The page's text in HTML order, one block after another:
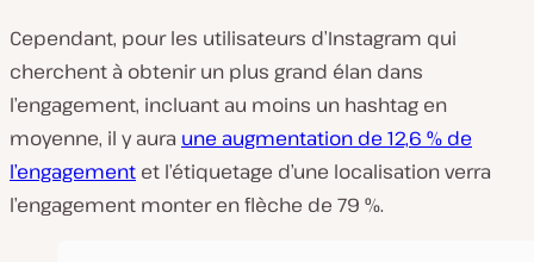
Cependant, pour les utilisateurs d’Instagram qui
cherchent à obtenir un plus grand élan dans
l’engagement, incluant au moins un hashtag en
moyenne, il y aura une augmentation de 12,6 % de
l’engagement et l’étiquetage d’une localisation verra
l’engagement monter en flèche de 79 %.